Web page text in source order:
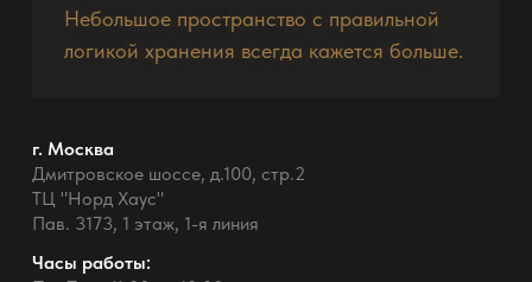
Небольшое пространство с правильной
логикой хранения всегда кажется больше.
г. Москва
Дмитровское шоссе, д.100, стр.2
ТЦ "Норд Хаус"
Пав. 3173, 1 этаж, 1-я линия
Часы работы: